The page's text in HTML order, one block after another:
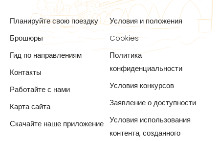
Планируйте свою поездку
Брошюры
Гид по направлениям
Контакты
Работайте с нами
Карта сайта
Скачайте наше приложение
Условия и положения
Cookies
Политика
конфиденциальности
Условия конкурсов
Заявление о доступности
Условия использования
контента, созданного